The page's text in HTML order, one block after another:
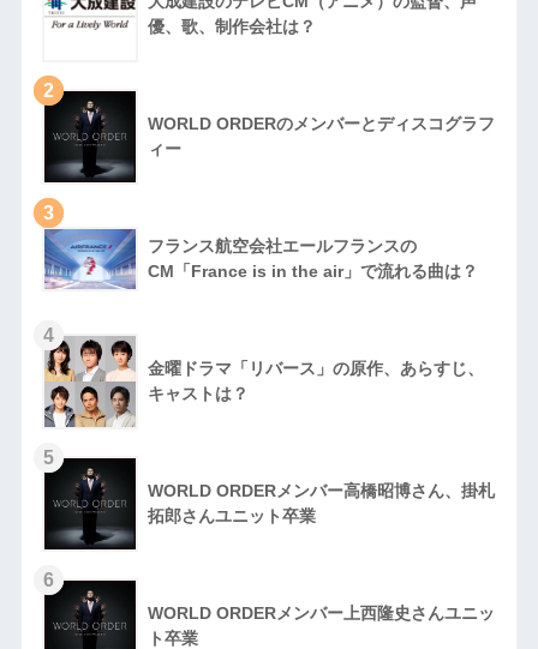
優、歌、制作会社は？
2
WORLD ORDERのメンバーとディスコグラフ
ィー
3
フランス航空会社エールフランスの
CM「France is in the air」で流れる曲は？
4
金曜ドラマ「リバース」の原作、あらすじ、
キャストは？
5
WORLD ORDERメンバー高橋昭博さん、掛札
拓郎さんユニット卒業
6
WORLD ORDERメンバー上西隆史さんユニッ
ト卒業